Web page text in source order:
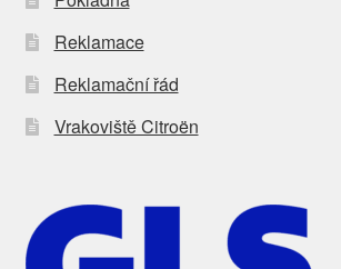
Reklamace
Reklamační řád
Vrakoviště Citroën